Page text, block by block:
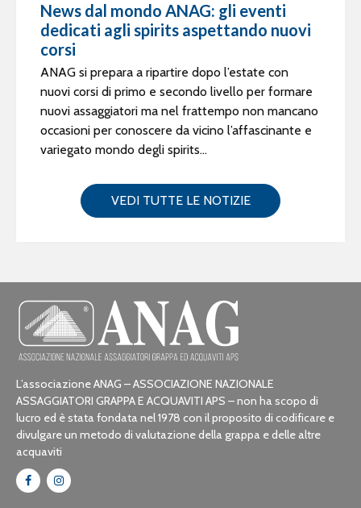
News dal mondo ANAG: gli eventi
dedicati agli spirits aspettando nuovi
corsi
ANAG si prepara a ripartire dopo l’estate con
nuovi corsi di primo e secondo livello per formare
nuovi assaggiatori ma nel frattempo non mancano
occasioni per conoscere da vicino l’affascinante e
variegato mondo degli spirits...
VEDI TUTTE LE NOTIZIE
L’associazione ANAG – ASSOCIAZIONE NAZIONALE
ASSAGGIATORI GRAPPA E ACQUAVITI APS – non ha scopo di
lucro ed è stata fondata nel 1978 con il proposito di codificare e
divulgare un metodo di valutazione della grappa e delle altre
acquaviti